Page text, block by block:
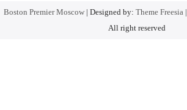
Boston Premier Moscow| Designed by: Theme Freesia|
All right reserved